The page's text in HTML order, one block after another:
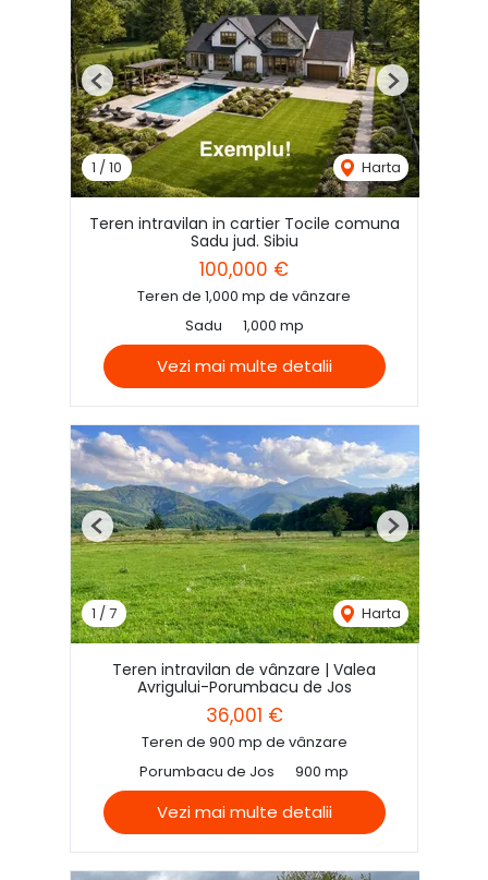
1 / 10 Harta
Previous Next
Teren intravilan in cartier Tocile comuna
Sadu jud. Sibiu
100,000 €
Teren de 1,000 mp de vânzare
Sadu
1,000 mp
Vezi mai multe detalii
1 /7 Harta
Previous Next
Teren intravilan de vânzare | Valea
Avrigului-Porumbacu de Jos
36,001 €
Teren de 900 mp de vânzare
Porumbacu de Jos
900 mp
Vezi mai multe detalii